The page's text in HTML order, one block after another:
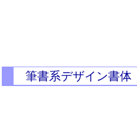
筆書系デザイン書体